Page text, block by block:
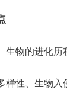
物的进化历
性、生物入